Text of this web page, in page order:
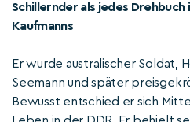
Schillernder als jedes
Kaufmanns
Er wurde australischer Soldat,
Seemann und später
Bewusst entschied er sich